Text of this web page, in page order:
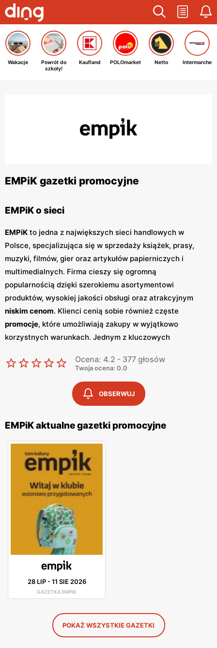
Wakacje
Powrót do
szkoły!
Kaufland POLOmarket Netto Intermarche
EMPiK gazetki promocyjne
EMPiK o sieci
EMPiK to jedna z największych sieci handlowych w
Polsce, specjalizująca się w sprzedaży książek, prasy,
muzyki, filmów, gier oraz artykułów papierniczych i
multimedialnych. Firma cieszy się ogromną
popularnością dzięki szerokiemu asortymentowi
produktów, wysokiej jakości obsługi oraz atrakcyjnym
niskim cenom. Klienci cenią sobie również częste
promocje, które umożliwiają zakupy w wyjątkowo
korzystnych warunkach. Jednym z kluczowych
wydawanegazetki promocyjne .Gazetkite prezentują
sezonowe wyprzedaże, dzięki czemu klienci mogą
planować swoje zakupy i korzystać z wyjątkowych okazji
papierowej w sklepach, jak i online, co pozwala klientom
na bieżąco śledzić aktualnepromocje
znajdują się w dogodnych lokalizacjach na terenie całej
Polski, co ułatwia dostęp do szerokiej gamy produktów
kulturalnych i rozrywkowych. Firma kładzie duży nacisk
na jakość obsługi oraz pomoc w wyborze odpowiednich
produktów, oferując fachowe doradztwo oraz wsparcie
na każdym etapie zakupów. Dzięki temu
zaufanie i lojalność wielu klientów. Produkty oferowane
EMPiKcharakteryzują się wysoką jakością, a
szeroki asortyment obejmuje zarówno popularne marki,
jak i produkty własne, które są dostępne w atrakcyjnych
niskich cenach . Sieć stawia na innowacyjność i ciągłe
udoskonalanie swojej oferty, aby sprostać oczekiwaniom
klientów poszukujących wyjątkowych i ekskluzywnych
produktów kulturalnych i rozrywkowych.
Ocena: 4.2 - 377 głosów
Twoja ocena: 0.0
OBSERWUJ
EMPiK aktualne gazetki promocyjne
28 LIP-11 SIE 2026
GAZETKA EMPIK
POKAŻ WSZYSTKIE GAZETKI